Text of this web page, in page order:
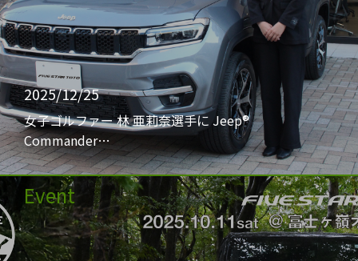
2025/12/25
女子ゴルファー 林 亜莉奈選手に Jeep®
Commander…
Event